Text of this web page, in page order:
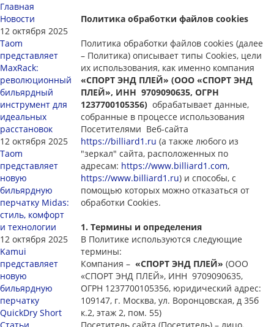
Главная
Политика обработки файлов cookies
Политика обработки файлов cookies (далее
– Политика) описывает типы Cookies, цели
их использования, как именно компания
«СПОРТ ЭНД ПЛЕЙ» (ООО «СПОРТ ЭНД
ПЛЕЙ», ИНН 9709090635, ОГРН
1237700105356) обрабатывает данные,
собранные в процессе использования
Посетителями Веб-сайта
https://billiard1.ru (а также любого из
"зеркал" сайта, расположенных по
адресам: https://www.billiard1.com,
https://www.billiard1.ru) и способы, с
помощью которых можно отказаться от
обработки Cookies.
1. Термины и определения
В Политике используются следующие
термины:
Компания – «СПОРТ ЭНД ПЛЕЙ» (ООО
«СПОРТ ЭНД ПЛЕЙ», ИНН 9709090635,
ОГРН 1237700105356, юридический адрес:
109147, г. Москва, ул. Воронцовская, д 35б
к.2, этаж 2, пом. 55)
Новости
12 октября 2025
Taom
представляет
MaxRack:
революционный
бильярдный
инструмент для
идеальных
расстановок
12 октября 2025
Taom
представляет
новую
бильярдную
перчатку Midas:
стиль, комфорт
и технологии
12 октября 2025
Kamui
представляет
новую
бильярдную
перчатку
QuickDry Short